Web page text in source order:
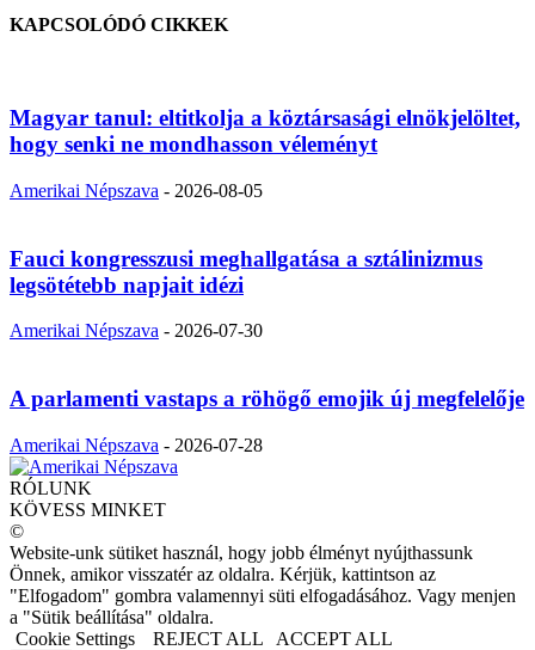
KAPCSOLÓDÓ CIKKEK
Magyar tanul: eltitkolja a köztársasági elnökjelöltet,
hogy senki ne mondhasson véleményt
Amerikai Népszava - 2026-08-05
Fauci kongresszusi meghallgatása a sztálinizmus
legsötétebb napjait idézi
Amerikai Népszava - 2026-07-30
A parlamenti vastaps a röhögő emojik új megfelelője
Amerikai Népszava - 2026-07-28
RÓLUNK
KÖVESS MINKET
©
Website-unk sütiket használ, hogy jobb élményt nyújthassunk
Önnek, amikor visszatér az oldalra. Kérjük, kattintson az
"Elfogadom" gombra valamennyi süti elfogadásához. Vagy menjen
a "Sütik beállítása" oldalra.
Cookie Settings
REJECT ALL ACCEPT ALL